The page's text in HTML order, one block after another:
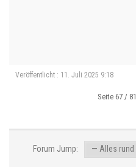
Veröffentlicht : 11. Juli 2025 9:18
Seite 67 / 81
Forum Jump: